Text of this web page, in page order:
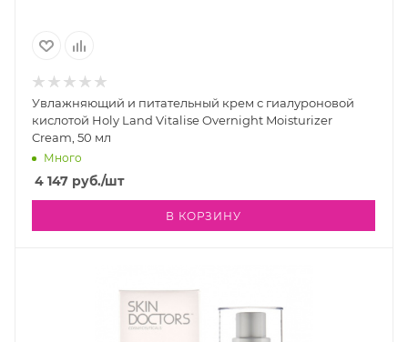
Увлажняющий и питательный крем с гиалуроновой
кислотой Holy Land Vitalise Overnight Moisturizer
Cream, 50 мл
Много
4 147 руб./шт
В КОРЗИНУ